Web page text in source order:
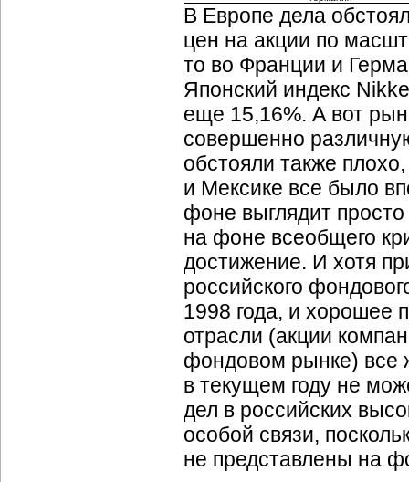
В Европе дела
цен на акции по
то во Франции и
Японский индекс
еще 15,16%. А вот
совершенно
обстояли также
и Мексике все было
фоне выглядит
на фоне всеобщего
достижение. И хотя
российского
1998 года, и хорошее
отрасли (акции
фондовом рынке) все
в текущем году не
дел в российских
особой связи,
не представлены на